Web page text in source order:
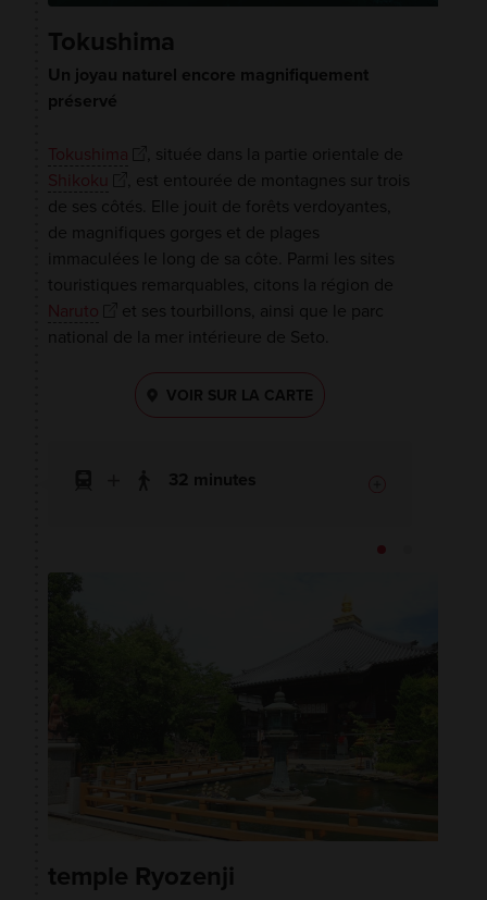
Tokushima
Un joyau naturel encore magnifiquement
préservé
Tokushima
, située dans la partie orientale de
Shikoku
, est entourée de montagnes sur trois
de ses côtés. Elle jouit de forêts verdoyantes,
de magnifiques gorges et de plages
immaculées le long de sa côte. Parmi les sites
touristiques remarquables, citons la région de
Naruto
et ses tourbillons, ainsi que le parc
national de la mer intérieure de Seto.
VOIR SUR LA CARTE
32 minutes
temple Ryozenji